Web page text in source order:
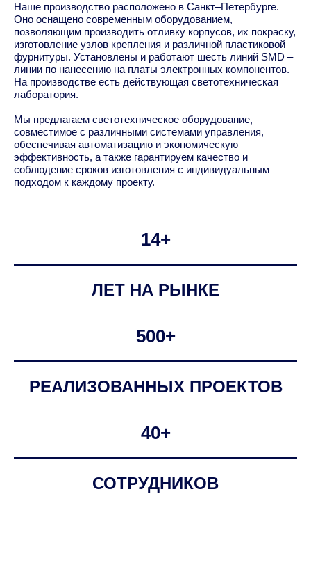
Наше производство расположено в Санкт–Петербурге.
Оно оснащено современным оборудованием,
позволяющим производить отливку корпусов, их покраску,
изготовление узлов крепления и различной пластиковой
фурнитуры. Установлены и работают шесть линий SMD –
линии по нанесению на платы электронных компонентов.
На производстве есть действующая светотехническая
лаборатория.
Мы предлагаем светотехническое оборудование,
совместимое с различными системами управления,
обеспечивая автоматизацию и экономическую
эффективность, а также гарантируем качество и
соблюдение сроков изготовления с индивидуальным
подходом к каждому проекту.
14+
ЛЕТ НА РЫНКЕ
500+
РЕАЛИЗОВАННЫХ ПРОЕКТОВ
40+
СОТРУДНИКОВ